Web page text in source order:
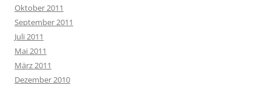
Oktober 2011
September 2011
Juli 2011
Mai 2011
März 2011
Dezember 2010